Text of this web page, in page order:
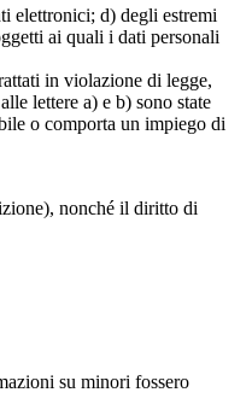
elettronici; d) degli estremi
ai quali i dati personali
in violazione di legge,
lettere a) e b) sono state
o comporta un impiego di
nonché il diritto di
su minori fossero